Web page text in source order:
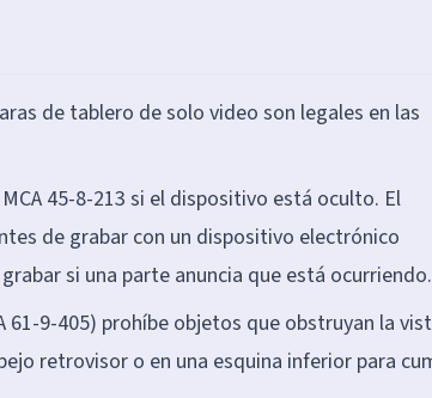
de tablero de solo video son legales en las
45-8-213 si el dispositivo está oculto. El
de grabar con un dispositivo electrónico
si una parte anuncia que está ocurriendo.
61-9-405) prohíbe objetos que obstruyan la
retrovisor o en una esquina inferior para